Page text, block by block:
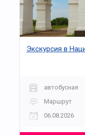
Экскурсия в
автобусная
Маршрут
06.08.2026